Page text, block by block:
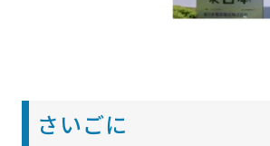
さいごに